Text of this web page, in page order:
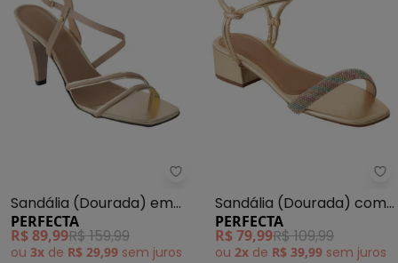
Perfecta - Sandália (Dourada)
Sandália (Dourada) em
Sintético
PERFECTA
R$ 89,99R$ 159,99
ou 3x de R$ 29,99 sem juros
Sandália (Dourada) com
Strass Colorido
PERFECTA
R$ 79,99R$ 109,99
ou 2x de R$ 39,99 sem juros